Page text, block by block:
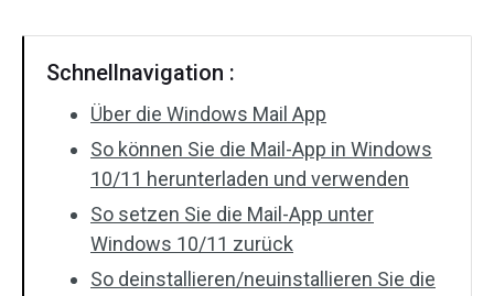
Schnellnavigation :
Über die Windows Mail App
So können Sie die Mail-App in Windows
10/11 herunterladen und verwenden
So setzen Sie die Mail-App unter
Windows 10/11 zurück
So deinstallieren/neuinstallieren Sie die